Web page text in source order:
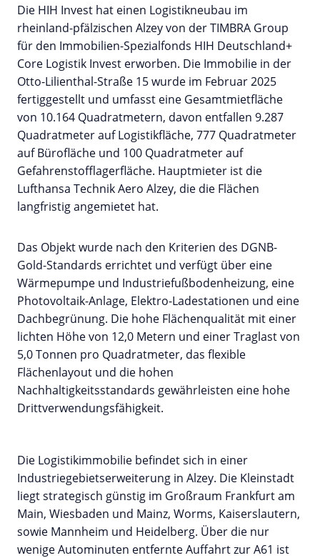
Die HIH Invest hat einen Logistikneubau im
rheinland-pfälzischen Alzey von der TIMBRA Group
für den Immobilien-Spezialfonds HIH Deutschland+
Core Logistik Invest erworben. Die Immobilie in der
Otto-Lilienthal-Straße 15 wurde im Februar 2025
fertiggestellt und umfasst eine Gesamtmietfläche
von 10.164 Quadratmetern, davon entfallen 9.287
Quadratmeter auf Logistikfläche, 777 Quadratmeter
auf Bürofläche und 100 Quadratmeter auf
Gefahrenstofflagerfläche. Hauptmieter ist die
Lufthansa Technik Aero Alzey, die die Flächen
langfristig angemietet hat.
Das Objekt wurde nach den Kriterien des DGNB-
Gold-Standards errichtet und verfügt über eine
Wärmepumpe und Industriefußbodenheizung, eine
Photovoltaik-Anlage, Elektro-Ladestationen und eine
Dachbegrünung. Die hohe Flächenqualität mit einer
lichten Höhe von 12,0 Metern und einer Traglast von
5,0 Tonnen pro Quadratmeter, das flexible
Flächenlayout und die hohen
Nachhaltigkeitsstandards gewährleisten eine hohe
Drittverwendungsfähigkeit.
Die Logistikimmobilie befindet sich in einer
Industriegebietserweiterung in Alzey. Die Kleinstadt
liegt strategisch günstig im Großraum Frankfurt am
Main, Wiesbaden und Mainz, Worms, Kaiserslautern,
sowie Mannheim und Heidelberg. Über die nur
wenige Autominuten entfernte Auffahrt zur A61 ist